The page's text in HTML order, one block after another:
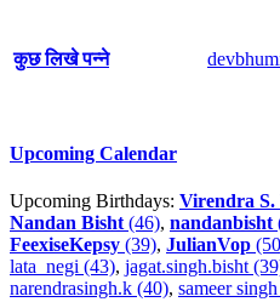
कुछ लिखे पन्ने
Upcoming Calendar
Upcoming Birthdays: Virendra S.
Nandan Bisht(46), nandanbisht
FeexiseKepsy (39), JulianVop
lata_negi (43), jagat.singh.bisht
narendrasingh.k (40), sameer